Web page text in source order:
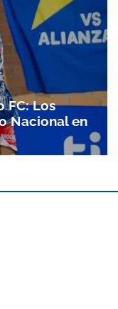
FC: Los
Nacional en